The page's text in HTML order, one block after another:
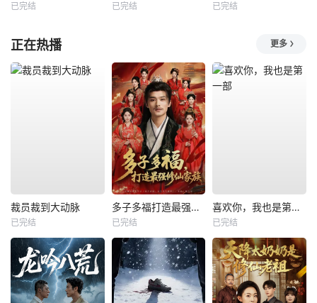
已完结 已完结 已完结
正在热播 更多
裁员裁到大动脉
已完结
多子多福打造最强修仙家族
已完结
喜欢你，我也是第一部
已完结